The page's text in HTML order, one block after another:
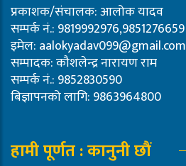
प्रकाशक/संचालक: आलोक यादव
सम्पर्क नं.: 9819992976,9851276659
इमेल: aalokyadav099@gmail.com
सम्पादक: कौशलेन्द्र नारायण राम
सम्पर्क नं.: 9852830590
बिज्ञापनको लागि: 9863964800
हामी पूर्णत : कानुनी छौं